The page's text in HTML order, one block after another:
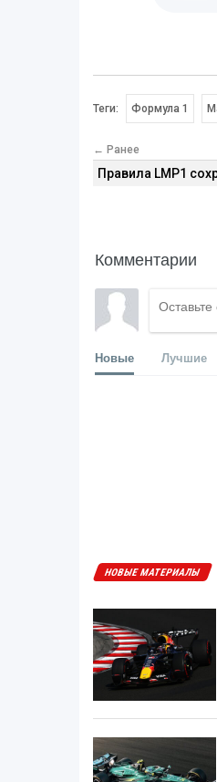
Теги: Формула 1
← Ранее
Правила LMP1
Комментарии
Новые Лучшие
НОВЫЕ МАТЕРИАЛЫ